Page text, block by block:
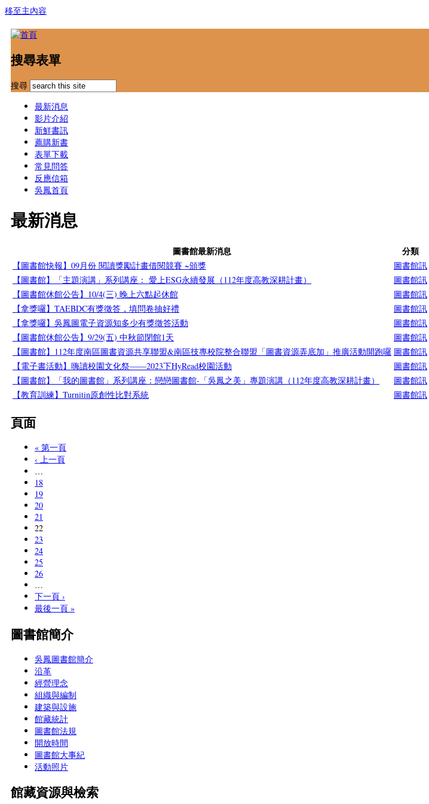
移至主內容
搜尋表單
搜尋
最新消息
影片介紹
新鮮書訊
薦購新書
表單下載
常見問答
反應信箱
吳鳳首頁
最新消息
圖書館最新消息 分類
【圖書館快報】09月份 閱讀獎勵計畫借閱競賽 ~頒獎 圖書館訊
【圖書館】「主題演講」系列講座： 愛上ESG永續發展（112年度高教深耕計畫）
圖書館訊
【圖書館休館公告】10/4(三) 晚上六點起休館
圖書館訊
【拿獎囉】TAEBDC有獎徵答，填問卷抽好禮
圖書館訊
【拿獎囉】吳鳳圖電子資源知多少有獎徵答活動
圖書館訊
【圖書館休館公告】9/29(五) 中秋節閉館1天
圖書館訊
【圖書館】112年度南區圖書資源共享聯盟&南區技專校院整合聯盟「圖書資源弄底加」推廣活動開跑囉 圖書館訊
【電子書活動】嗨讀校園文化祭——2023下HyRead校園活動
圖書館訊
【圖書館】「我的圖書館」系列講座：戀戀圖書館-「吳鳳之美」專題演講（112年度高教深耕計畫）
圖書館訊
【教育訓練】Turnitin原創性比對系統
圖書館訊
頁面
« 第一頁
‹ 上一頁
…
18
19
20
21
22
23
24
25
26
…
下一頁 ›
最後一頁 »
圖書館簡介
吳鳳圖書館簡介
沿革
經營理念
組織與編制
建築與設施
館藏統計
圖書館法規
開放時間
圖書館大事紀
活動照片
館藏資源與檢索